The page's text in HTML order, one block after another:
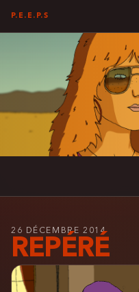
P.E.E.P.S
26 DÉCEMBRE 2014
REPÉRÉ